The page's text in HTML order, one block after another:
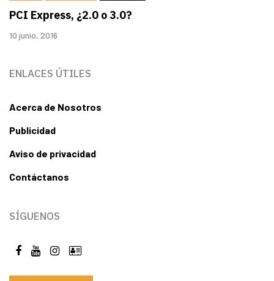
PCI Express, ¿2.0 o 3.0?
10 junio, 2016
ENLACES ÚTILES
Acerca de Nosotros
Publicidad
Aviso de privacidad
Contáctanos
SÍGUENOS